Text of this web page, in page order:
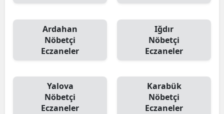
Ardahan
Nöbetçi
Eczaneler
Iğdır
Nöbetçi
Eczaneler
Yalova
Nöbetçi
Eczaneler
Karabük
Nöbetçi
Eczaneler